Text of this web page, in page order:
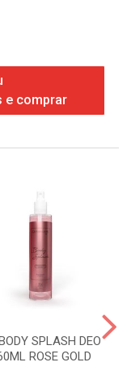
e comprar
SPLASH DEO
ROSE GOLD